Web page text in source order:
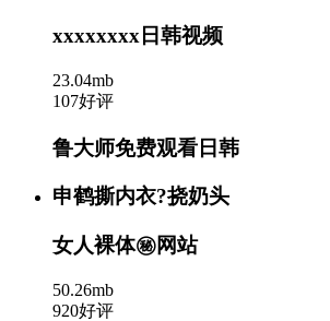
xxxxxxxx日韩视频
23.04mb
107好评
鲁大师免费观看日韩
申鹤撕内衣?挠奶头
女人裸体㊙️网站
50.26mb
920好评